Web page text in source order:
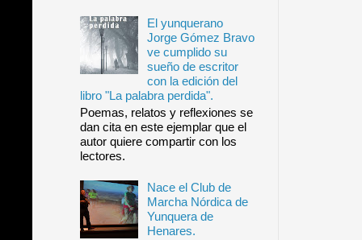
El yunquerano
Jorge Gómez Bravo
ve cumplido su
sueño de escritor
con la edición del
libro "La palabra perdida".
Poemas, relatos y reflexiones se
dan cita en este ejemplar que el
autor quiere compartir con los
lectores.
Nace el Club de
Marcha Nórdica de
Yunquera de
Henares.